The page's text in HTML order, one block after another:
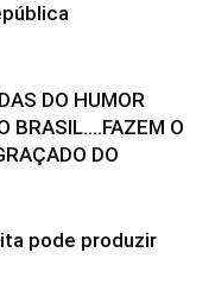
DO HUMOR
BRASIL….FAZEM O
DO
pode produzir